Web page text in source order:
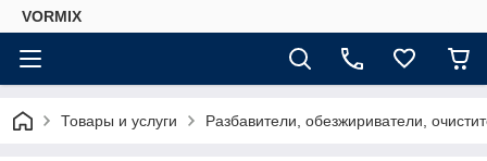
VORMIX
Товары и услуги Разбавители, обезжириватели,